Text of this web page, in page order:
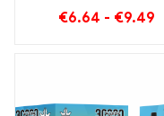
kiivi ja hapu õuna
€6.64 - €9.49